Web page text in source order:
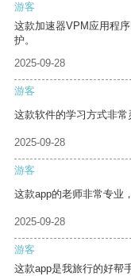
游客
这款加速器VPM应用程
护。
2025-09-28
游客
这款软件的学习方式非常
2025-09-28
游客
这款app的老师非常专业
2025-09-28
游客
这款app是我旅行的好帮